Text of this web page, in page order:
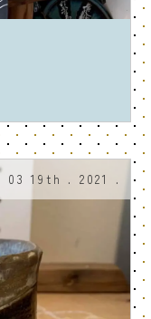
03 19th . 2021 .